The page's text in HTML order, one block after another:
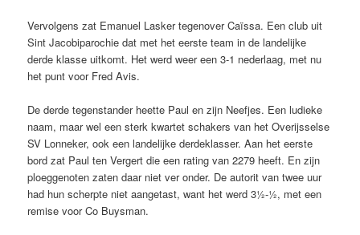
Vervolgens zat Emanuel Lasker tegenover Caïssa. Een club uit
Sint Jacobiparochie dat met het eerste team in de landelijke
derde klasse uitkomt. Het werd weer een 3-1 nederlaag, met nu
het punt voor Fred Avis.
De derde tegenstander heette Paul en zijn Neefjes. Een ludieke
naam, maar wel een sterk kwartet schakers van het Overijsselse
SV Lonneker, ook een landelijke derdeklasser. Aan het eerste
bord zat Paul ten Vergert die een rating van 2279 heeft. En zijn
ploeggenoten zaten daar niet ver onder. De autorit van twee uur
had hun scherpte niet aangetast, want het werd 3½-½, met een
remise voor Co Buysman.